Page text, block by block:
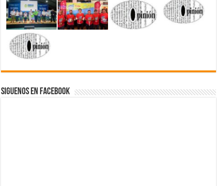
Siguenos en Facebook